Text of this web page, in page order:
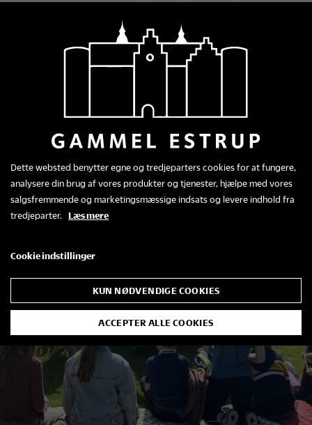
Afholdelse af en årlig børnekulturfestival.
Udvikling af nye projekter,
Dette websted benytter egne og tredjeparters cookies for at fungere,
analysere din brug af vores produkter og tjenester, hjælpe med vores
salgsfremmende og marketingsmæssige indsats og levere indhold fra
tredjeparter. Læs mere
Cookie indstillinger
KUN NØDVENDIGE COOKIES
ACCEPTER ALLE COOKIES